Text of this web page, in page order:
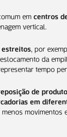
emcentros
vertical.
estreitos, por
da
tempo
de
em